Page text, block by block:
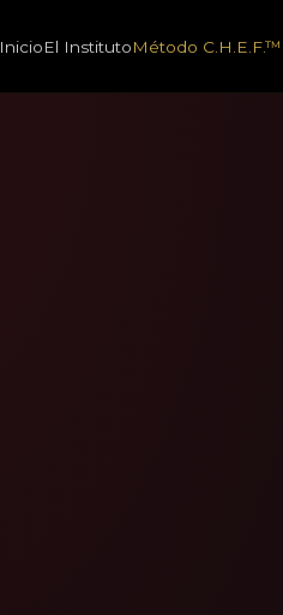
InicioEl InstitutoMétodo C.H.E.F.™